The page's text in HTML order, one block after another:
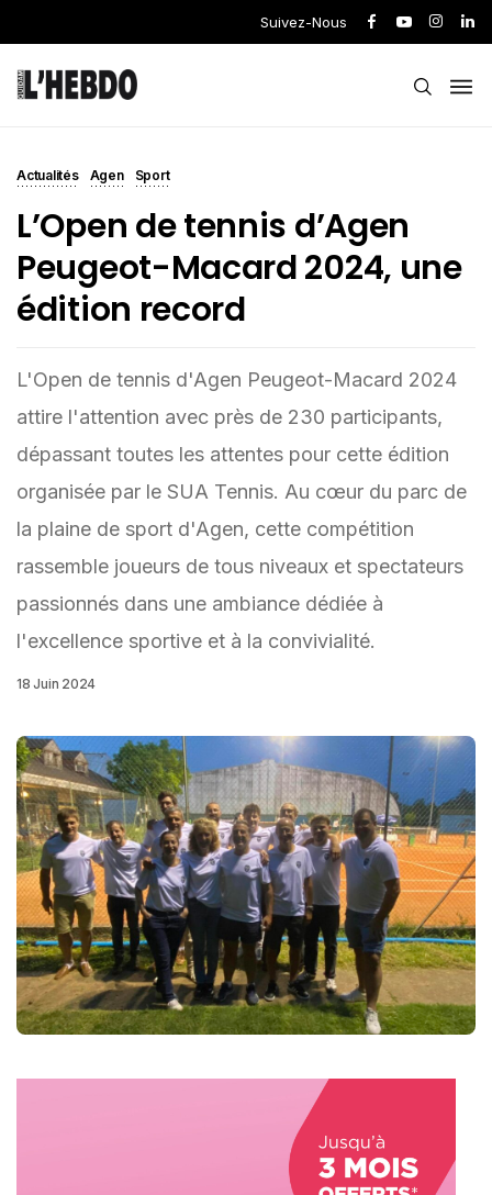
Suivez-Nous
Actualités Agen Sport
L’Open de tennis d’Agen
Peugeot-Macard 2024, une
édition record
L'Open de tennis d'Agen Peugeot-Macard 2024
attire l'attention avec près de 230 participants,
dépassant toutes les attentes pour cette édition
organisée par le SUA Tennis. Au cœur du parc de
la plaine de sport d'Agen, cette compétition
rassemble joueurs de tous niveaux et spectateurs
passionnés dans une ambiance dédiée à
l'excellence sportive et à la convivialité.
18 Juin 2024